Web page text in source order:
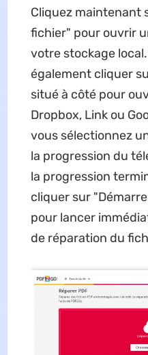
Cliquez maintenant
fichier" pour ouvrir
votre stockage
également cliquer
situé à côté pour
Dropbox, Link ou
vous sélectionnez
la progression du
la progression
cliquer sur
pour lancer
de réparation du